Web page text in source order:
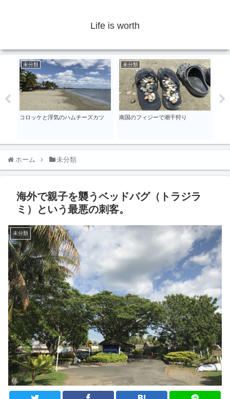
Life is worth
未分類
コロッケと浮気のハムチーズカツ
未分類
南国のフィジーで潮干狩り
ホーム 未分類
海外で親子を襲うベッドバグ（トラジラ
ミ）という最悪の刺客。
未分類